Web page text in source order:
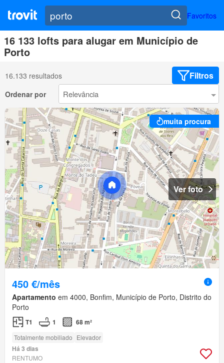
Favoritos
16 133 lofts para alugar em Município de
Porto
16.133 resultados Filtros
Ordenar por
muita procura
Ver foto
450 €/mês
Apartamento em 4000, Bonfim, Município de Porto, Distrito do
Porto
T1 1 68 m²
Totalmente mobiliado Elevador
Há 3 dias
RENTUMO